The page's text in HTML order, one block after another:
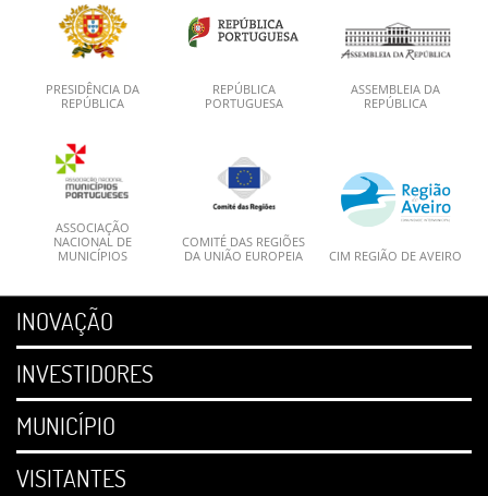
PRESIDÊNCIA DA
REPÚBLICA
REPÚBLICA
PORTUGUESA
ASSEMBLEIA DA
REPÚBLICA
ASSOCIAÇÃO
NACIONAL DE
MUNICÍPIOS
COMITÉ DAS REGIÕES
DA UNIÃO EUROPEIA
CIM REGIÃO DE AVEIRO
INOVAÇÃO
INVESTIDORES
MUNICÍPIO
VISITANTES